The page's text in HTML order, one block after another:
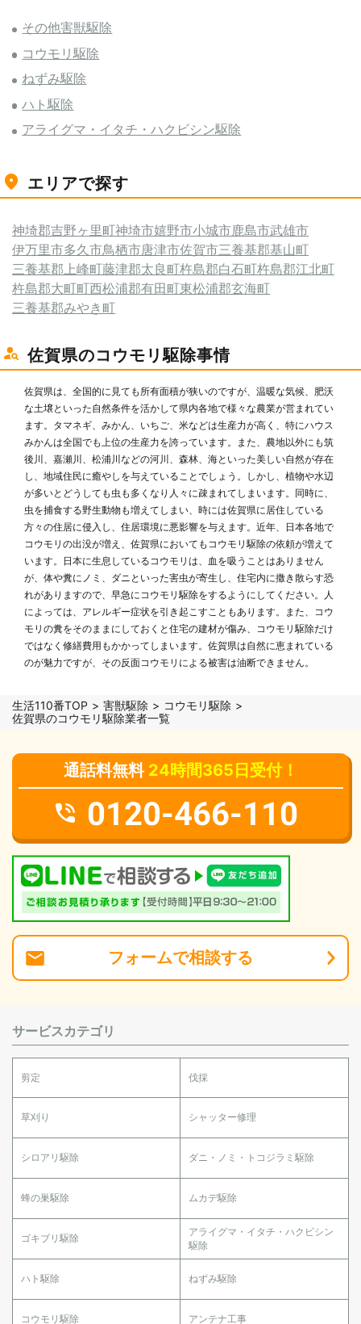
その他害獣駆除
コウモリ駆除
ねずみ駆除
ハト駆除
アライグマ・イタチ・ハクビシン駆除
エリアで探す
神埼郡吉野ヶ里町神埼市嬉野市小城市鹿島市武雄市
伊万里市多久市鳥栖市唐津市佐賀市三養基郡基山町
三養基郡上峰町藤津郡太良町杵島郡白石町杵島郡江北町
杵島郡大町町西松浦郡有田町東松浦郡玄海町
三養基郡みやき町
佐賀県のコウモリ駆除事情
佐賀県は、全国的に見ても所有面積が狭いのですが、温暖な気候、肥沃
な土壌といった自然条件を活かして県内各地で様々な農業が営まれてい
ます。タマネギ、みかん、いちご、米などは生産力が高く、特にハウス
みかんは全国でも上位の生産力を誇っています。また、農地以外にも筑
後川、嘉瀬川、松浦川などの河川、森林、海といった美しい自然が存在
し、地域住民に癒やしを与えていることでしょう。しかし、植物や水辺
が多いとどうしても虫も多くなり人々に疎まれてしまいます。同時に、
虫を捕食する野生動物も増えてしまい、時には佐賀県に居住している
方々の住居に侵入し、住居環境に悪影響を与えます。近年、日本各地で
コウモリの出没が増え、佐賀県においてもコウモリ駆除の依頼が増えて
います。日本に生息しているコウモリは、血を吸うことはありません
が、体や糞にノミ、ダニといった害虫が寄生し、住宅内に撒き散らす恐
れがありますので、早急にコウモリ駆除をするようにしてください。人
によっては、アレルギー症状を引き起こすこともあります。また、コウ
モリの糞をそのままにしておくと住宅の建材が傷み、コウモリ駆除だけ
ではなく修繕費用もかかってしまいます。佐賀県は自然に恵まれている
のが魅力ですが、その反面コウモリによる被害は油断できません。
生活110番TOP 害獣駆除
コウモリ駆除
佐賀県のコウモリ駆除業者一覧
通話料無料 24時間365日受付！
0120-466-110
フォームで相談する
サービスカテゴリ
剪定 伐採
草刈り シャッター修理
シロアリ駆除 ダニ・ノミ・トコジラミ駆除
蜂の巣駆除 ムカデ駆除
ゴキブリ駆除
アライグマ・イタチ・ハクビシン
駆除
ハト駆除 ねずみ駆除
コウモリ駆除 アンテナ工事